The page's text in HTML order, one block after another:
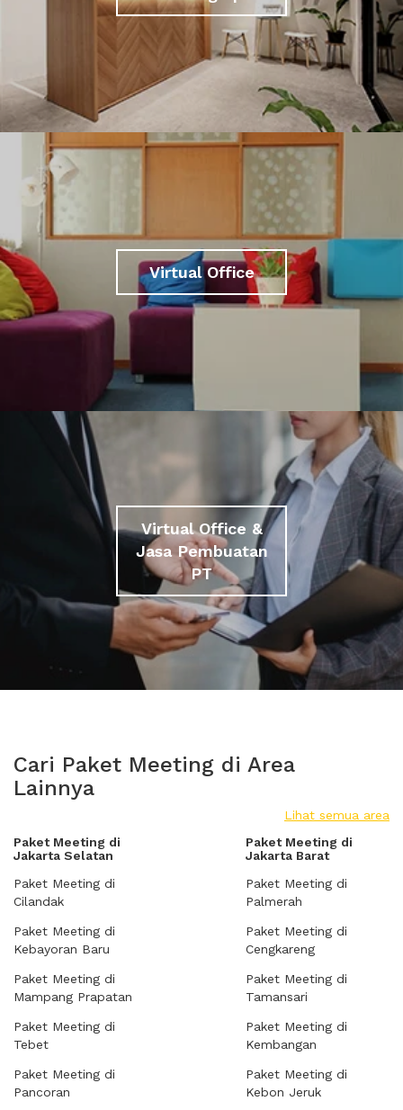
Virtual Office
Virtual Office &
Jasa Pembuatan
PT
Cari Paket Meeting di Area
Lainnya
Lihat semua area
Paket Meeting di
Jakarta Selatan
Paket Meeting di
Cilandak
Paket Meeting di
Kebayoran Baru
Paket Meeting di
Mampang Prapatan
Paket Meeting di
Tebet
Paket Meeting di
Pancoran
Paket Meeting di
Jakarta Barat
Paket Meeting di
Palmerah
Paket Meeting di
Cengkareng
Paket Meeting di
Tamansari
Paket Meeting di
Kembangan
Paket Meeting di
Kebon Jeruk